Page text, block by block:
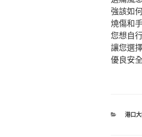
強該如
燒傷和
您想自
讓您選
優良安
分
港口